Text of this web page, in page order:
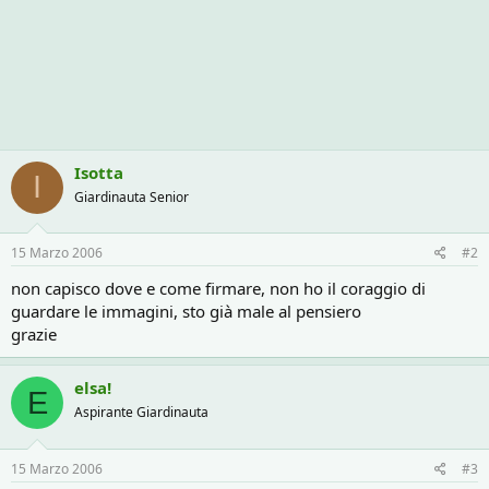
I Isotta
Giardinauta Senior
15 Marzo 2006 #2
non capisco dove e come firmare, non ho il coraggio di
guardare le immagini, sto già male al pensiero
grazie
E elsa!
Aspirante Giardinauta
15 Marzo 2006 #3